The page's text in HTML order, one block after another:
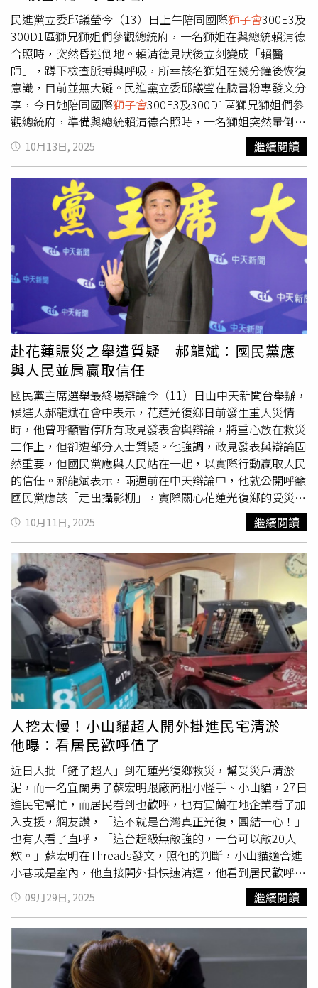
處女座本週感情、創作與表現力將逐漸回溫，會重新找回對
生活的熱情與動力，單身者有機會遇到讓自己心動的對象，
有伴者感情互動升溫。這一週是適合把才華推到檯面上、讓
世界看見自己的時刻。●天秤座本週有關於家庭、住居與內
心安全感將成為焦點，可能會思考搬家、裝修、重新整理生
活空間，也會更在意內心是否安定，適合調整情緒節奏與生
活界線。這一週是為自己打造更安心、更穩定生活基礎的重
要時期。●天蠍座本週溝通力與影響力將大幅提升，非常適
合談合作、教學、寫文案、直播、發表內容，自己說的話容
易被聽見、被採納。人際互動變多，也可能出現關鍵邀約與
重要資訊。這一週是適合主動出擊、為自己爭取機會與曝光
的好時機。●射手座本週財務與價值感被點亮，適合談薪
水、調整收費、重新檢視收入結構，也會開始更認真看待自
己的專業價值。射手會發現過去被低估的地方，其實值得更
好的回報。這一週是未來財務穩定、建立自信與身價的重要
時期。●魔羯座本週是人生重整週，行動力、決心與影響力
全面啟動。非常適合做出關鍵決定、轉換方向、調整形象、
啟動新計畫。魔羯正在為人生新階段開路，很多努力會在未
來逐漸發酵。請相信現在的自己，正站在改寫命運的重要門
口。●水瓶座本週將進入內在整理與斷捨離的一週，適合清
理消耗能量的人際關係、舊習慣與情緒包袱，也很適合靜
心、療癒、休息。水瓶會逐漸釐清什麼才是真正適合自己的
方向。這一週是為下一階段做準備的過渡期，慢一點，反而
更穩。●雙魚座本週社交生活、團隊與人脈運回溫，新朋
友、新合作、新社群正在靠近自己，也可能出現對未來有幫
助的重要連結。雙魚會開始看清長期目標，也適合規劃未來
的合作藍圖。這一週是為人生下一階段鋪設人脈與資源網絡
的重要時期。
民進黨立委邱議瑩今（13）日上午陪同國際獅子會300E3及
300D1區獅兄獅姐們參觀總統府，一名獅姐在與總統賴清德
合照時，突然昏迷倒地。賴清德見狀後立刻變成「賴醫
師」，蹲下檢查脈搏與呼吸，所幸該名獅姐在幾分鐘後恢復
意識，目前並無大礙。民進黨立委邱議瑩在臉書粉專發文分
享，今日她陪同國際獅子會300E3及300D1區獅兄獅姐們參
觀總統府，準備與總統賴清德合照時，一名獅姐突然暈倒，
賴清德見狀後立刻蹲下檢查，指揮周圍人員散開保持空氣流
通，並協助抬高獅姐的雙腿促進血液回流，展現他過去擔任
醫師時的專業反應。所幸幾分鐘後，該名獅姐恢復意識，表
示「我沒事了」。據了解，該名獅姐疑似因天氣悶熱、血糖
過低導致暈眩，稍作休息後已無大礙。貼文一出引起熱議，
許多網友紛紛留言表示「太專業了」、「醫生本能立刻啟
動」、「醫者仁心」、「祝獅姐一切平安」、「旁邊圍太多
人，應該留給病人新鮮空氣，還好總統是醫師，馬上診
療」、「真的是人民的保母」。
10月13日, 2025 繼續閱讀
赴花蓮賑災之舉遭質疑 郝龍斌：國民黨應
與人民並肩贏取信任
國民黨主席選舉最終場辯論今（11）日由中天新聞台舉辦，
候選人郝龍斌在會中表示，花蓮光復鄉日前發生重大災情
時，他曾呼籲暫停所有政見發表會與辯論，將重心放在救災
工作上，但卻遭部分人士質疑。他強調，政見發表與辯論固
然重要，但國民黨應與人民站在一起，以實際行動贏取人民
的信任。郝龍斌表示，兩週前在中天辯論中，他就公開呼籲
國民黨應該「走出攝影棚」，實際關心花蓮光復鄉的受災鄉
親。上週更有18位立委共同呼籲，應將重心放在救災工作
上。他強調，自己從善如流，親自前往花蓮光復參與災後重
建。他提及，身為曾任紅十字會秘書長的他，透過紅十字會
協助，共募得700萬元善款，並協調將獅子會300A分會捐贈
的2000個電鍋送抵花蓮災區。黨主席的工作，不只是坐在
攝影棚裡罵民進黨，而是要與人民站在一起，幫助需要幫助
的人。「黨員固然關心黨主席選舉，政見發表與辯論固然重
要，但當全民都在關心花蓮災情時，國民黨不能只在意自身
的選舉。」談及花蓮縣的災情，他表示，在花蓮期間看見許
多感人的故事，許多來自的世界各國的友人前進光復鄉幫助
災民清理家園，展現跨國善心。郝龍斌也提到，結束花蓮行
程北上途中，他經過宜蘭並受邀與黨代表簡短會面，呼籲地
方鄉親就近支援花蓮救災。然而，竟遭同志偷拍照片並造謠
稱他「根本沒去花蓮」，令他深感遺憾。他藉此沉痛呼籲，
國民黨內應該重視比選舉與辯論更重要的價值，例如關懷人
民、建立互信與維繫團結。雖然黨員都在關注黨主席選舉，
但更應該意識到，全民真正關心的是「國民黨在做什麼」，
全體同志應回歸初衷，以實際行動贏回人民的信任與支持。
10月11日, 2025 繼續閱讀
人挖太慢！小山貓超人開外掛進民宅清淤
他曝：看居民歡呼值了
近日大批「鏟子超人」到花蓮光復鄉救災，幫受災戶清淤
泥，而一名宜蘭男子蘇宏明跟廠商租小怪手、小山貓，27日
進民宅幫忙，而居民看到也歡呼，也有宜蘭在地企業看了加
入支援，網友讚，「這不就是台灣真正光復，團結一心！」
也有人看了直呼，「這台超級無敵強的，一台可以敵20人
欸。」蘇宏明在Threads發文，照他的判斷，小山貓適合進
小巷或是室內，他直接開外掛快速清運，他看到居民歡呼的
那刻也值得了，土那麼厚人要怎麼挖，「他們挖二天才一
間，太慢了。」此文一出，不少網友紛紛留言「這種應該是
要官方花錢去請，不能只是靠愛心」、「很多清運公司和工
程行無償的把機具從外縣市載過來幫忙，很偉大」、「這台
超級無敵強的，一台可以敵20人欸，真是謝謝你們了」、
「門口必須夠大才進的去，然後也要請屋主在場，避免因為
09月29日, 2025 繼續閱讀